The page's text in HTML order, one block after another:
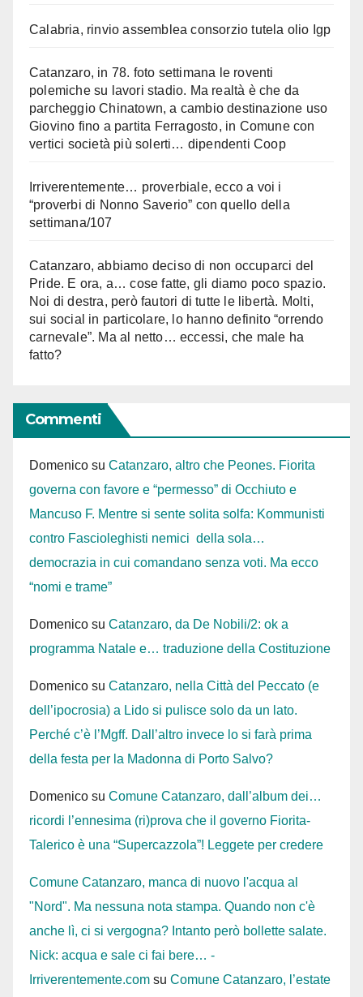
Calabria, rinvio assemblea consorzio tutela olio Igp
Catanzaro, in 78. foto settimana le roventi
polemiche su lavori stadio. Ma realtà è che da
parcheggio Chinatown, a cambio destinazione uso
Giovino fino a partita Ferragosto, in Comune con
vertici società più solerti… dipendenti Coop
Irriverentemente… proverbiale, ecco a voi i
“proverbi di Nonno Saverio” con quello della
settimana/107
Catanzaro, abbiamo deciso di non occuparci del
Pride. E ora, a… cose fatte, gli diamo poco spazio.
Noi di destra, però fautori di tutte le libertà. Molti,
sui social in particolare, lo hanno definito “orrendo
carnevale”. Ma al netto… eccessi, che male ha
fatto?
Commenti
Domenico su Catanzaro, altro che Peones. Fiorita
governa con favore e “permesso” di Occhiuto e
Mancuso F. Mentre si sente solita solfa: Kommunisti
contro Fascioleghisti nemici della sola…
democrazia in cui comandano senza voti. Ma ecco
“nomi e trame”
Domenico su Catanzaro, da De Nobili/2: ok a
programma Natale e… traduzione della Costituzione
Domenico su Catanzaro, nella Città del Peccato (e
dell’ipocrosia) a Lido si pulisce solo da un lato.
Perché c’è l’Mgff. Dall’altro invece lo si farà prima
della festa per la Madonna di Porto Salvo?
Domenico su Comune Catanzaro, dall’album dei…
ricordi l’ennesima (ri)prova che il governo Fiorita-
Talerico è una “Supercazzola”! Leggete per credere
Comune Catanzaro, manca di nuovo l'acqua al
"Nord". Ma nessuna nota stampa. Quando non c'è
anche lì, ci si vergogna? Intanto però bollette salate.
Nick: acqua e sale ci fai bere… -
Irriverentemente.com su Comune Catanzaro, l’estate